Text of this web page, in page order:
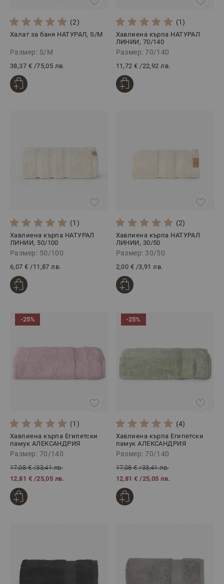
(2)
Халат за баня НАТУРАЛ, S/M
Размер: S/M
38,37 € /75,05 лв.
(1)
Хавлиена кърпа НАТУРАЛ
ЛИНИИ, 70/140
Размер: 70/140
11,72 € /22,92 лв.
(1)
Хавлиена кърпа НАТУРАЛ
ЛИНИИ, 50/100
Размер: 50/100
6,07 € /11,87 лв.
(2)
Хавлиена кърпа НАТУРАЛ
ЛИНИИ, 30/50
Размер: 30/50
2,00 € /3,91 лв.
-25%
(1)
Хавлиена кърпа Египетски
памук АЛЕКСАНДРИЯ
РОЗОВО, 70/140
Размер: 70/140
17,08 €/33,41 лв.
12,81 € /25,05 лв.
-25%
(4)
Хавлиена кърпа Египетски
памук АЛЕКСАНДРИЯ
ЗЕЛЕНО, 70/140
Размер: 70/140
17,08 €/33,41 лв.
12,81 € /25,05 лв.